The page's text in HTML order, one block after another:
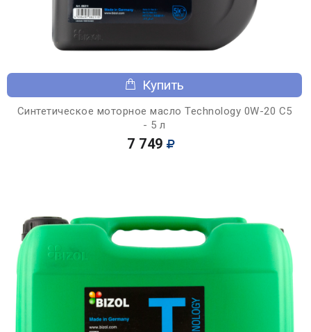
Купить
Синтетическое моторное масло Technology 0W-20 C5
- 5 л
7 749